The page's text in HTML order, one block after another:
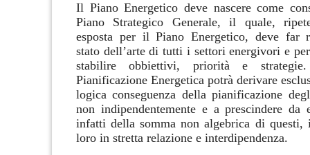
Il Piano Energetico deve nascere come
Piano Strategico Generale, il quale,
esposta per il Piano Energetico, deve far
stato dell’arte di tutti i settori energivori e
stabilireobbiettivi, priorità e strategie
Pianificazione Energetica potrà derivare
logica conseguenza della pianificazione
non indipendentemente e a prescindere da
infatti della somma non algebrica di questi,
loro in stretta relazione e interdipendenza.